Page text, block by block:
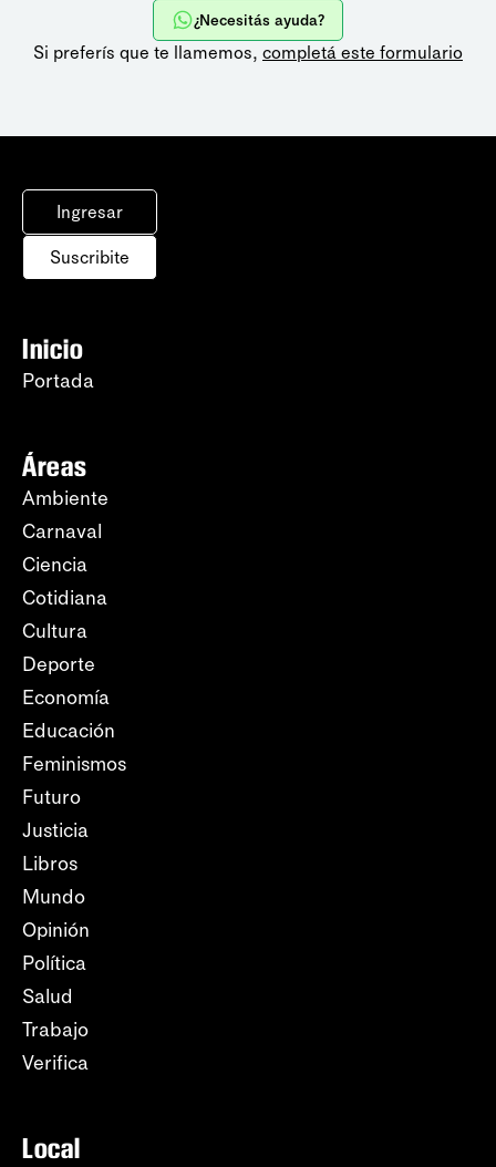
¿Necesitás ayuda?
Si preferís que te llamemos, completá este formulario
Ingresar
Suscribite
Inicio
Portada
Áreas
Ambiente
Carnaval
Ciencia
Cotidiana
Cultura
Deporte
Economía
Educación
Feminismos
Futuro
Justicia
Libros
Mundo
Opinión
Política
Salud
Trabajo
Verifica
Local